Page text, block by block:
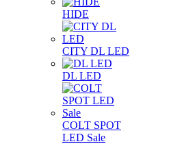
HIDE
CITY DL LED
DL LED
COLT SPOT
LED Sale